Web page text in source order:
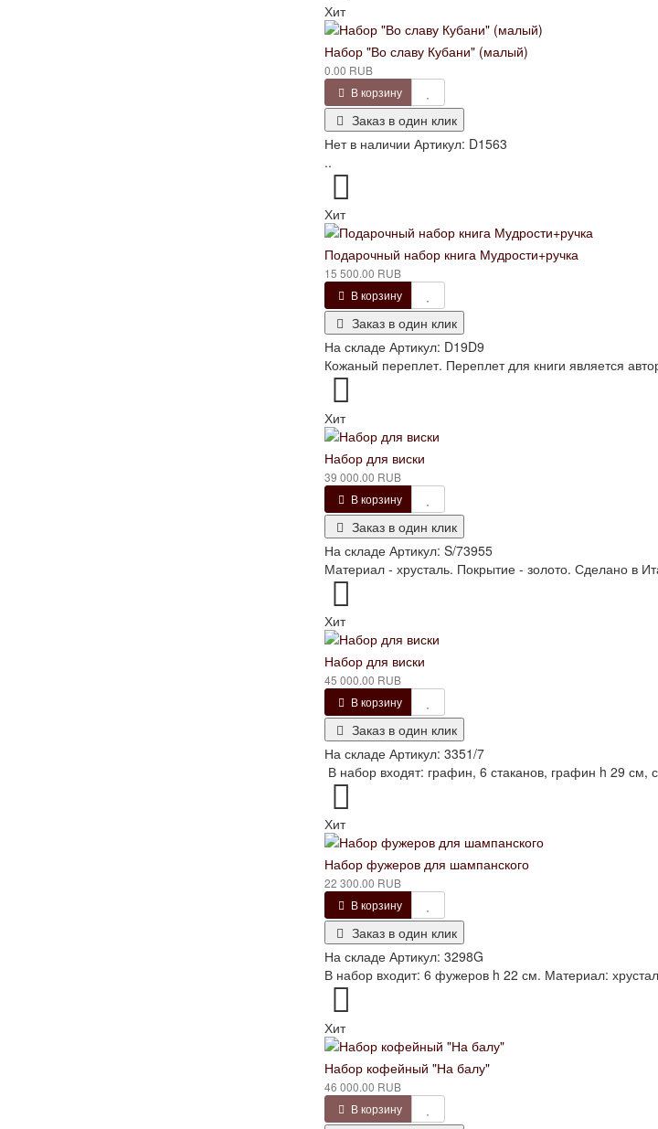
Хит
Набор "Во славу Кубани" (малый)
0.00 RUB
В корзину
Заказ в один клик
Нет в наличии Артикул: D1563
..
Хит
Подарочный набор книга Мудрости+ручка
15 500.00 RUB
В корзину
Заказ в один клик
На складе Артикул: D19D9
Кожаный переплет. Переплет для книги является
Хит
Набор для виски
39 000.00 RUB
В корзину
Заказ в один клик
На складе Артикул: S/73955
Материал - хрусталь. Покрытие - золото. Сделано в
Хит
Набор для виски
45 000.00 RUB
В корзину
Заказ в один клик
На складе Артикул: 3351/7
В набор входят: графин, 6 стаканов, графин h 29 см,
Хит
Набор фужеров для шампанского
22 300.00 RUB
В корзину
Заказ в один клик
На складе Артикул: 3298G
В набор входит: 6 фужеров h 22 см. Материал:
Хит
Набор кофейный "На балу"
46 000.00 RUB
В корзину